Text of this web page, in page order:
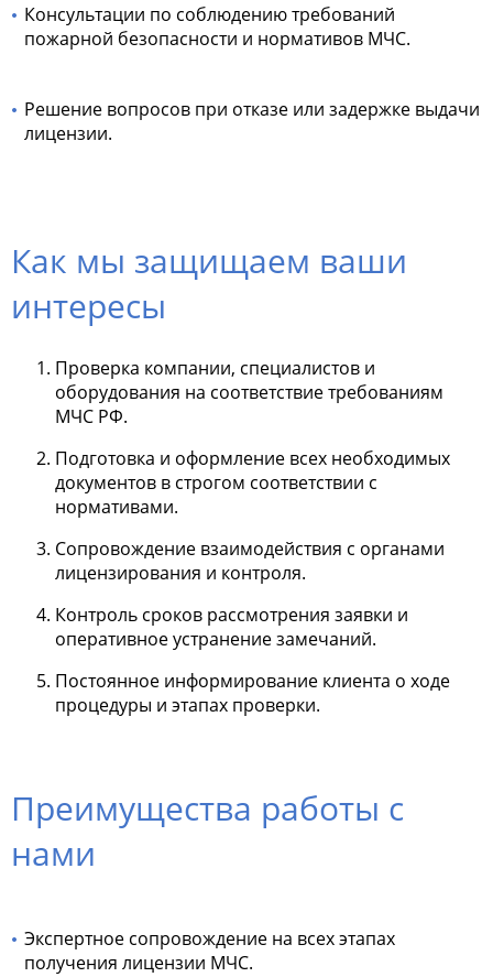
Консультации по соблюдению требований
пожарной безопасности и нормативов МЧС.
Решение вопросов при отказе или задержке выдачи
лицензии.
Как мы защищаем ваши
интересы
Проверка компании, специалистов и
оборудования на соответствие требованиям
МЧС РФ.
Подготовка и оформление всех необходимых
документов в строгом соответствии с
нормативами.
Сопровождение взаимодействия с органами
лицензирования и контроля.
Контроль сроков рассмотрения заявки и
оперативное устранение замечаний.
Постоянное информирование клиента о ходе
процедуры и этапах проверки.
Преимущества работы с
нами
Экспертное сопровождение на всех этапах
получения лицензии МЧС.